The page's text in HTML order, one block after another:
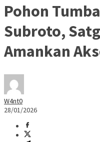
Pohon
Subroto,
Amankan
W4nt0
28/01/2026